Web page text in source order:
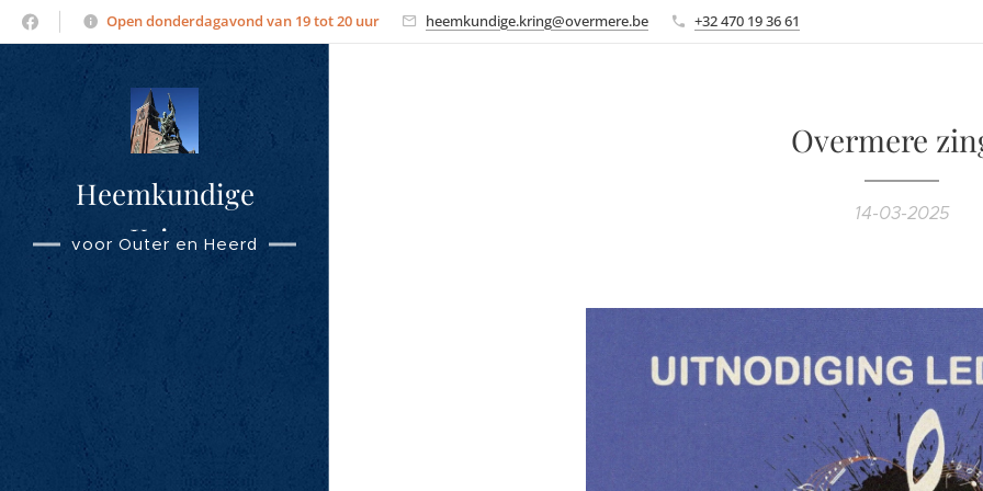
Open donderdagavond van 19 tot 20 uur heemkundige.kring@overmere.be +32 470 19 36 61
Heemkundige
Kring
Overmere
voor Outer en Heerd
Overmere
14-03-2025